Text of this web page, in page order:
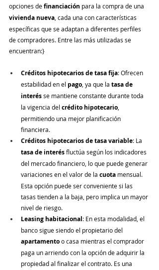
opciones de financiación para la compra de una
vivienda nueva, cada una con características
específicas que se adaptan a diferentes perfiles
de compradores. Entre las más utilizadas se
encuentran:}
Créditos hipotecarios de tasa fija: Ofrecen
estabilidad en el pago, ya que la tasa de
interés se mantiene constante durante toda
la vigencia del crédito hipotecario,
permitiendo una mejor planificación
financiera.
Créditos hipotecarios de tasa variable: La
tasa de interés fluctúa según los indicadores
del mercado financiero, lo que puede generar
variaciones en el valor de la cuota mensual.
Esta opción puede ser conveniente si las
tasas tienden a la baja, pero implica un mayor
nivel de riesgo.
Leasing habitacional: En esta modalidad, el
banco sigue siendo el propietario del
apartamento o casa mientras el comprador
paga un arriendo con la opción de adquirir la
propiedad al finalizar el contrato. Es una